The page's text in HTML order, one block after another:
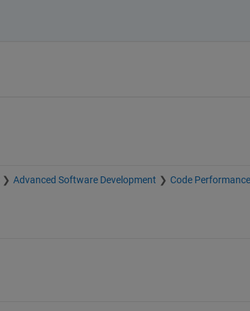
Advanced Software Development Code Performance